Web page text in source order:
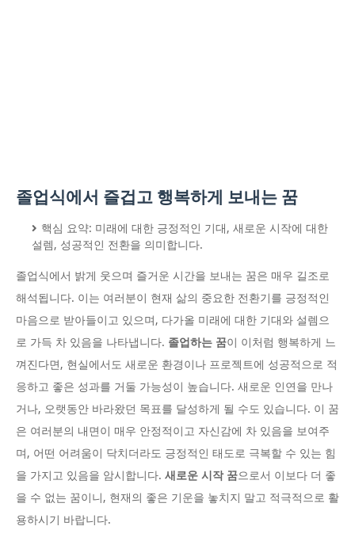
졸업식에서 즐겁고 행복하게 보내는 꿈
핵심 요약: 미래에 대한 긍정적인 기대, 새로운 시작에 대한
설렘, 성공적인 전환을 의미합니다.
졸업식에서 밝게 웃으며 즐거운 시간을 보내는 꿈은 매우 길조로
해석됩니다. 이는 여러분이 현재 삶의 중요한 전환기를 긍정적인
마음으로 받아들이고 있으며, 다가올 미래에 대한 기대와 설렘으
로 가득 차 있음을 나타냅니다. 졸업하는 꿈이 이처럼 행복하게 느
껴진다면, 현실에서도 새로운 환경이나 프로젝트에 성공적으로 적
응하고 좋은 성과를 거둘 가능성이 높습니다. 새로운 인연을 만나
거나, 오랫동안 바라왔던 목표를 달성하게 될 수도 있습니다. 이 꿈
은 여러분의 내면이 매우 안정적이고 자신감에 차 있음을 보여주
며, 어떤 어려움이 닥치더라도 긍정적인 태도로 극복할 수 있는 힘
을 가지고 있음을 암시합니다. 새로운 시작 꿈으로서 이보다 더 좋
을 수 없는 꿈이니, 현재의 좋은 기운을 놓치지 말고 적극적으로 활
용하시기 바랍니다.